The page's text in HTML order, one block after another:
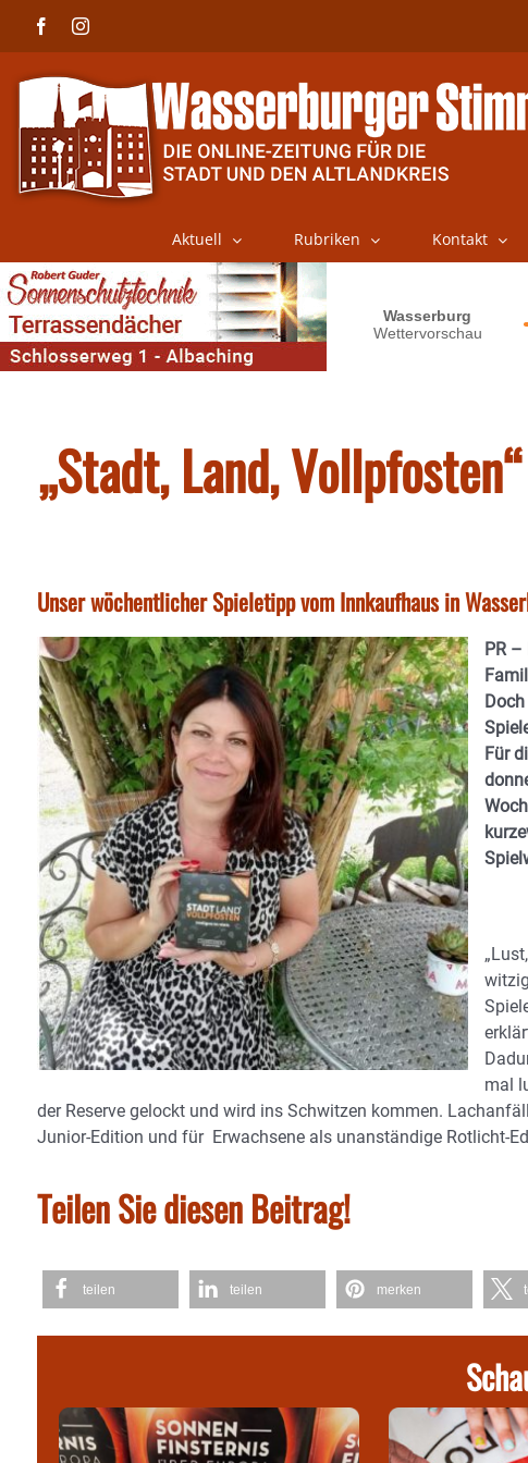
FacebookInstagram
Aktuell Rubriken Kontakt
„Stadt, Land, Vollpfosten“
Unser wöchentlicher Spieletipp vom Innkaufhaus in
PR –
Für
mal
der Reserve gelockt und wird ins Schwitzen kommen.
Junior-Edition und für Erwachsene als unanständige Rotlicht-
Teilen Sie diesen Beitrag!
teilen teilen merken